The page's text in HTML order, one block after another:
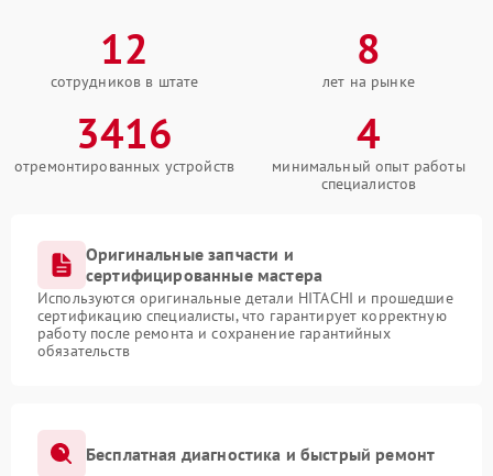
12
сотрудников в штате
8
лет на рынке
3416
отремонтированных устройств
4
минимальный опыт работы
специалистов
Оригинальные запчасти и
сертифицированные мастера
Используются оригинальные детали HITACHI и прошедшие
сертификацию специалисты, что гарантирует корректную
работу после ремонта и сохранение гарантийных
обязательств
Бесплатная диагностика и быстрый ремонт